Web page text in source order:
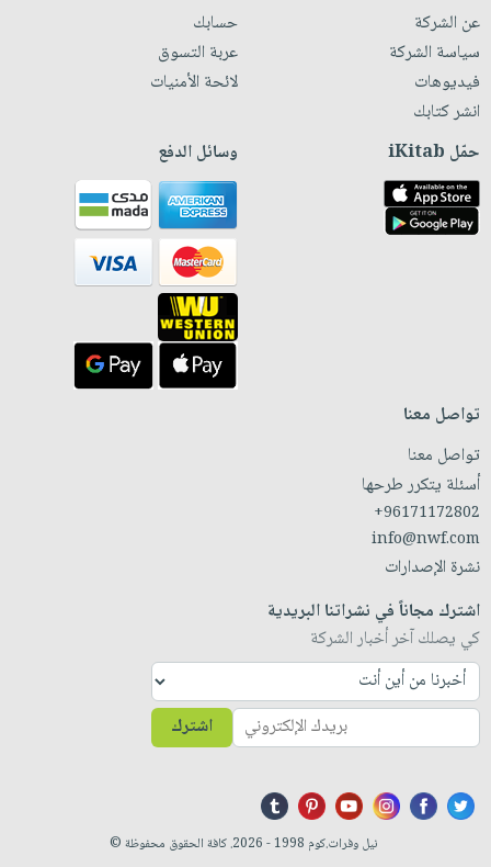
عن الشركة
سياسة الشركة
فيديوهات
انشر كتابك
حسابك
عربة التسوق
لائحة الأمنيات
حمّل iKitab وسائل الدفع
تواصل معنا
تواصل معنا
أسئلة يتكرر طرحها
+96171172802
info@nwf.com
نشرة الإصدارات
اشترك مجاناً في نشراتنا البريدية
كي يصلك آخر أخبار الشركة
اشترك
نيل وفرات.كوم 1998 - 2026. كافة الحقوق محفوظة ©